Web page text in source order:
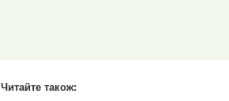
Читайте також: